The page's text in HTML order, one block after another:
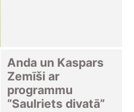
Anda un Kaspars
Zemīši ar
programmu
“Saulriets divatā”